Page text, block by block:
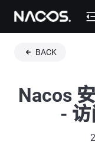
BACK
Nacos
-